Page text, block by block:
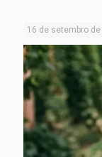
16 de setembro de